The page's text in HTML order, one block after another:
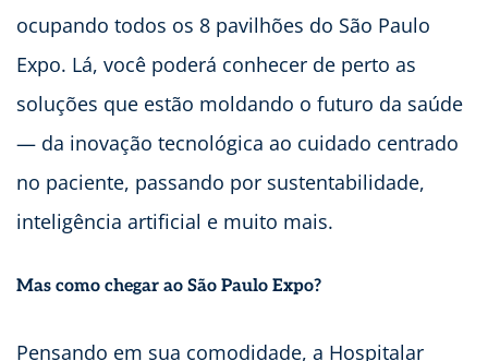
ocupando todos os 8 pavilhões do São Paulo
Expo. Lá, você poderá conhecer de perto as
soluções que estão moldando o futuro da saúde
— da inovação tecnológica ao cuidado centrado
no paciente, passando por sustentabilidade,
inteligência artificial e muito mais.
Mas como chegar ao São Paulo Expo?
Pensando em sua comodidade, a Hospitalar